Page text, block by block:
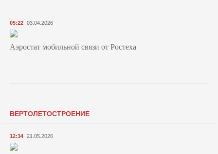
05:22 03.04.2026
Аэростат мобильной связи от Ростеха
ВЕРТОЛЕТОСТРОЕНИЕ
12:34 21.05.2026